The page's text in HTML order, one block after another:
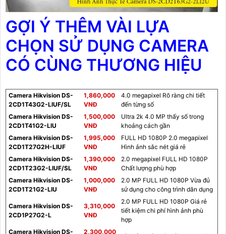
GỢI Ý THÊM VÀI LỰA
CHỌN SỬ DỤNG CAMERA
CÓ CÙNG THƯƠNG HIỆU
Camera Hikvision DS-
2CD1T43G2-LIUF/SL
1,860,000
VNĐ
4.0 megapixel Rõ ràng chi tiết
đến từng số
Camera Hikvision DS-
2CD1T41G2-LIU
1,500,000
VNĐ
Ultra 2k 4.0 MP thấy số trong
khoảng cách gần
Camera Hikvision DS-
2CD1T27G2H-LIUF
1,995,000
VNĐ
FULL HD 1080P 2.0 megapixel
Hình ảnh sắc nét giá rẻ
Camera Hikvision DS-
2CD1T23G2-LIUF/SL
1,390,000
VNĐ
2.0 megapixel FULL HD 1080P
Chất lượng phù hợp
Camera Hikvision DS-
2CD1T21G2-LIU
1,000,000
VNĐ
2.0 MP FULL HD 1080P Vừa đủ
sử dụng cho công trình dân dụng
Camera Hikvision DS-
2CD1P27G2-L
3,310,000
VNĐ
2.0 MP FULL HD 1080P Giá rẻ
tiết kiệm chi phí hình ảnh phù
hợp
Camera Hikvision DS-
2,300,000